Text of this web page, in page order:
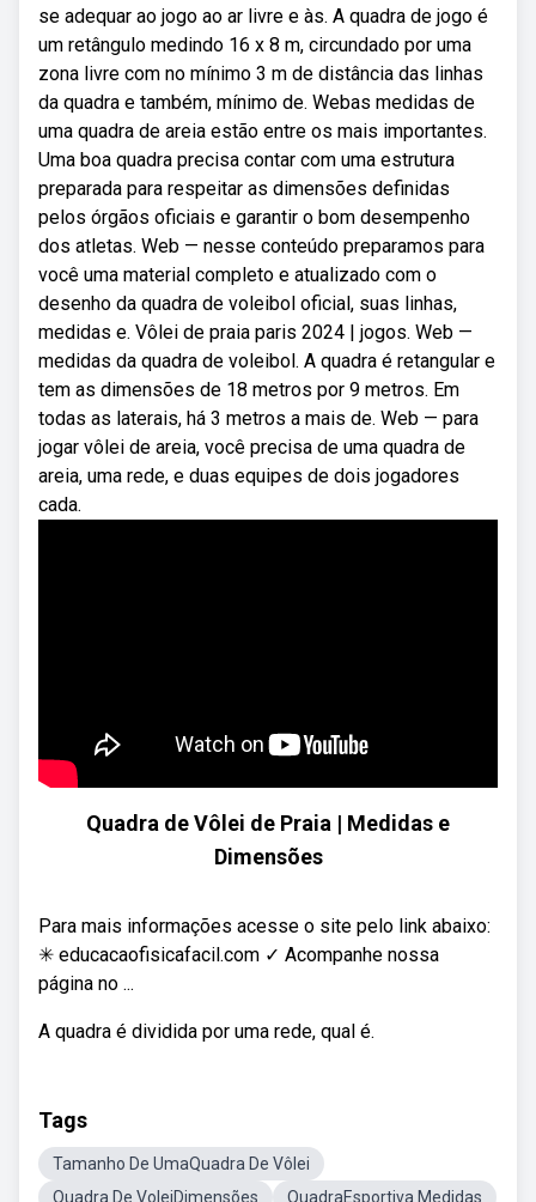
se adequar ao jogo ao ar livre e às. A quadra de jogo é
um retângulo medindo 16 x 8 m, circundado por uma
zona livre com no mínimo 3 m de distância das linhas
da quadra e também, mínimo de. Webas medidas de
uma quadra de areia estão entre os mais importantes.
Uma boa quadra precisa contar com uma estrutura
preparada para respeitar as dimensões definidas
pelos órgãos oficiais e garantir o bom desempenho
dos atletas. Web — nesse conteúdo preparamos para
você uma material completo e atualizado com o
desenho da quadra de voleibol oficial, suas linhas,
medidas e. Vôlei de praia paris 2024 | jogos. Web —
medidas da quadra de voleibol. A quadra é retangular e
tem as dimensões de 18 metros por 9 metros. Em
todas as laterais, há 3 metros a mais de. Web — para
jogar vôlei de areia, você precisa de uma quadra de
areia, uma rede, e duas equipes de dois jogadores
cada.
Quadra de Vôlei de Praia | Medidas e
Dimensões
Para mais informações acesse o site pelo link abaixo:
✳ educacaofisicafacil.com ✓ Acompanhe nossa
página no ...
A quadra é dividida por uma rede, qual é.
Tags
Tamanho De UmaQuadra De Vôlei
Quadra De VoleiDimensões
QuadraEsportiva Medidas